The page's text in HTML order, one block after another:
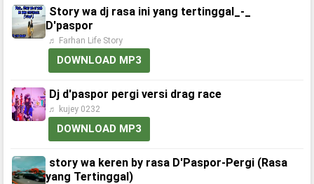
Story wa dj rasa ini yang tertinggal_-_
D'paspor
♬ Farhan Life Story
DOWNLOAD MP3
Dj d'paspor pergi versi drag race
♬ kujey 0232
DOWNLOAD MP3
story wa keren by rasa D'Paspor-Pergi (Rasa
yang Tertinggal)